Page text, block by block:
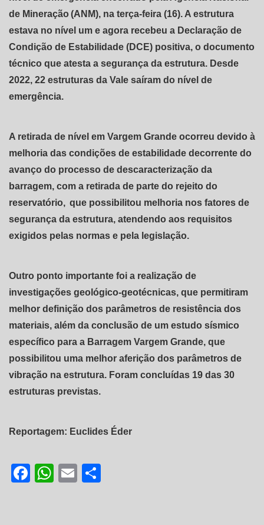
de Mineração (ANM), na terça-feira (16). A estrutura
estava no nível um e agora recebeu a Declaração de
Condição de Estabilidade (DCE) positiva, o documento
técnico que atesta a segurança da estrutura. Desde
2022, 22 estruturas da Vale saíram do nível de
emergência.
A retirada de nível em Vargem Grande ocorreu devido à
melhoria das condições de estabilidade decorrente do
avanço do processo de descaracterização da
barragem, com a retirada de parte do rejeito do
reservatório, que possibilitou melhoria nos fatores de
segurança da estrutura, atendendo aos requisitos
exigidos pelas normas e pela legislação.
Outro ponto importante foi a realização de
investigações geológico-geotécnicas, que permitiram
melhor definição dos parâmetros de resistência dos
materiais, além da conclusão de um estudo sísmico
específico para a Barragem Vargem Grande, que
possibilitou uma melhor aferição dos parâmetros de
vibração na estrutura. Foram concluídas 19 das 30
estruturas previstas.
Reportagem: Euclides Éder
Facebook
WhatsApp
Email